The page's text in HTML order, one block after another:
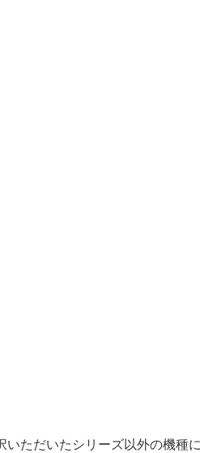
ただいたシリーズ以外の機種